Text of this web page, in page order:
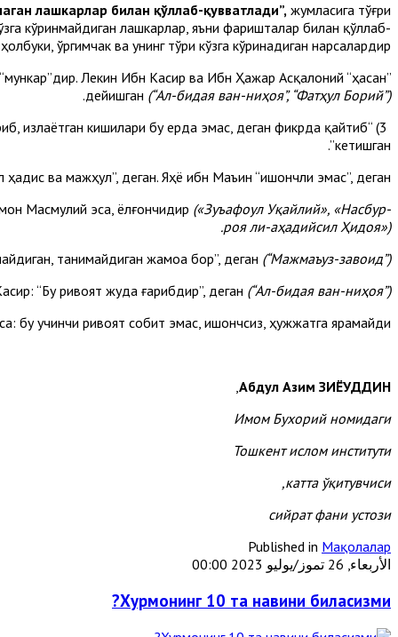
лашкарлар билан қўллаб-қувватлади”, жумласига тўғри
кўринмайдиган лашкарлар, яъни фаришталар билан қўллаб-
ўргимчак ва унинг тўри кўзга кўринадиган нарсалардир.
Лекин Ибн Касир ва Ибн Ҳажар Асқалоний “ҳасан”
дейишган (“Ал-бидая ван-ниҳоя”, “Фатҳул Борий”)
.
излаётган кишилари бу ерда эмас, деган фикрда қайтиб
кетишган”.
ва мажҳул”, деган. Яҳё ибн Маъин “ишончли эмас”, деган.
Масмулий эса, ёлғончидир («Зуъафоул Уқайлий», «Насбур-
роя ли-аҳадийсил Ҳидоя»).
танимайдиган жамоа бор”, деган (“Мажмаъуз-завоид”)
“Бу ривоят жуда ғарибдир”, деган (“Ал-бидая ван-ниҳоя”)
бу учинчи ривоят собит эмас, ишончсиз, ҳужжатга ярамайди.
Абдул Азим ЗИЁУДДИН
,
Имом Бухорий номидаги
Тошкент ислом институти
катта ўқитувчиси,
сийрат фани устози
Published in Мақолалар
الأربعاء, 26 تموز/يوليو 2023 00:00
Хурмонинг 10 та навини биласизми?